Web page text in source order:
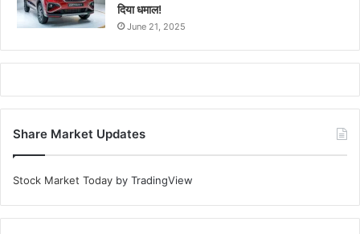
दिया धमाल!
June 21, 2025
Share Market Updates
Stock Market Today by TradingView